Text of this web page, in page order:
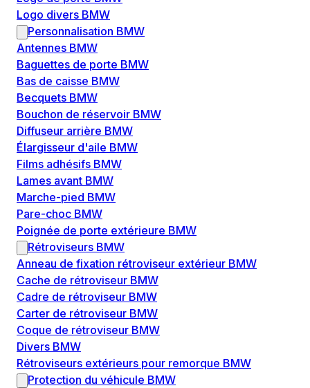
Logo divers BMW
Personnalisation BMW
Antennes BMW
Baguettes de porte BMW
Bas de caisse BMW
Becquets BMW
Bouchon de réservoir BMW
Diffuseur arrière BMW
Élargisseur d'aile BMW
Films adhésifs BMW
Lames avant BMW
Marche-pied BMW
Pare-choc BMW
Poignée de porte extérieure BMW
Rétroviseurs BMW
Anneau de fixation rétroviseur extérieur BMW
Cache de rétroviseur BMW
Cadre de rétroviseur BMW
Carter de rétroviseur BMW
Coque de rétroviseur BMW
Divers BMW
Rétroviseurs extérieurs pour remorque BMW
Protection du véhicule BMW